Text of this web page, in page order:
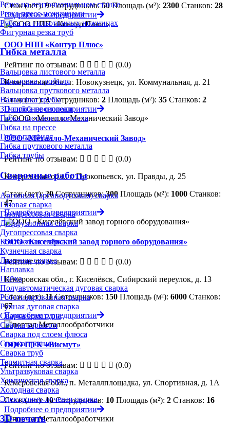
Резка на ленточнопильном станке
Резка пресс-ножницами
Рубка на гильотинных ножницах
Фигурная резка труб
Гибка металла
Вальцовка листового металла
Вальцовка профиля
Вальцовка пруткового металла
Вальцовка трубы
3D-гибка проволоки
Гибка листового металла
Гибка на прессе
Гибка профиля
Гибка пруткового металла
Гибка трубы
Сварочные работы
Аргонная (аргонодуговая) сварка
Газовая сварка
Газопрессовая сварка
Диффузионная сварка
Дугопрессовая сварка
Контактная сварка
Кузнечная сварка
Лазерная сварка
Наплавка
Пайка
Полуавтоматическая дуговая сварка
Роботизированная сварка
Ручная дуговая сварка
Сварка арматуры
Сварка взрывом
Сварка под слоем флюса
Сварка трением
Сварка труб
Термитная сварка
Ультразвуковая сварка
Химическая сварка
Холодная сварка
Электронно-лучевая сварка
3D-печать
Стаж (лет):9 Сотрудников:50 Площадь (м²): 2300 Станков: 28
Подробнее о предприятии
ООО НПП «Контур Плюс»
Рейтинг по отзывам:
(0.0)
Кемеровская обл., г. Новокузнецк, ул. Коммунальная, д. 21
Стаж (лет):3 Сотрудников: 2 Площадь (м²): 35 Станков: 2
Подробнее о предприятии
ООО «Металло-Механический Завод»
Рейтинг по отзывам:
(0.0)
Кемеровская обл., г. Прокопьевск, ул. Правды, д. 25
Стаж (лет):20 Сотрудников:300 Площадь (м²): 1000 Станков:
47
Подробнее о предприятии
ООО «Киселёвский завод горного оборудования»
Рейтинг по отзывам:
(0.0)
Кемеровская обл., г. Киселёвск, Сибирский переулок, д. 13
Стаж (лет):11 Сотрудников: 150 Площадь (м²): 6000 Станков:
67
Подробнее о предприятии
ООО ПТК «Висмут»
Рейтинг по отзывам:
(0.0)
Кемеровская обл., п. Металлплощадка, ул. Спортивная, д. 1А
Стаж (лет):10 Сотрудников: 10 Площадь (м²): 2 Станков: 16
Подробнее о предприятии